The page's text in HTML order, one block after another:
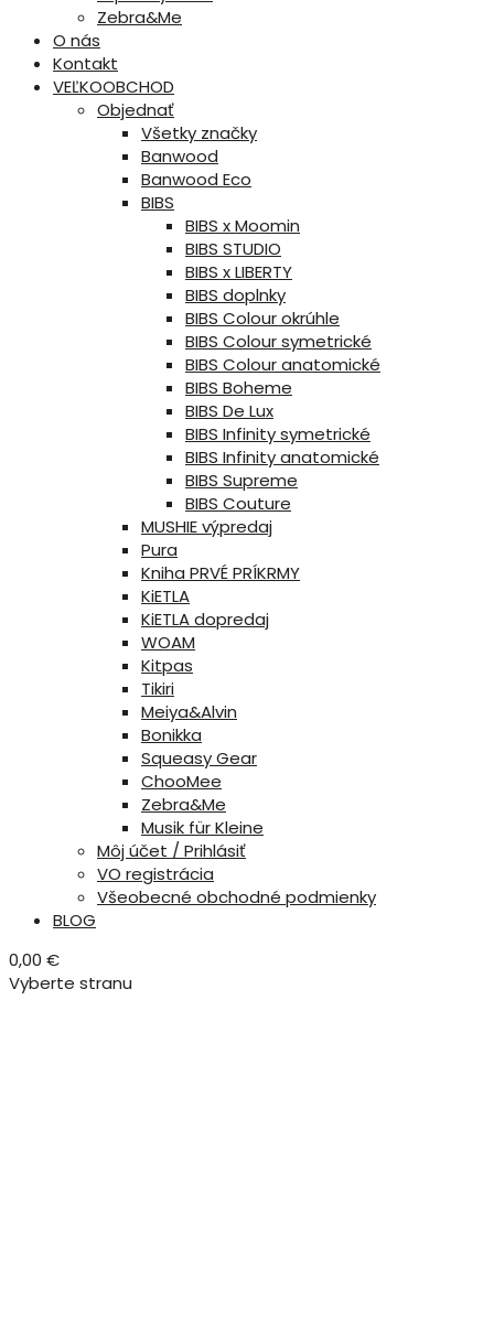
Zebra&Me
O nás
Kontakt
VEĽKOOBCHOD
Objednať
Všetky značky
Banwood
Banwood Eco
BIBS
BIBS x Moomin
BIBS STUDIO
BIBS x LIBERTY
BIBS doplnky
BIBS Colour okrúhle
BIBS Colour symetrické
BIBS Colour anatomické
BIBS Boheme
BIBS De Lux
BIBS Infinity symetrické
BIBS Infinity anatomické
BIBS Supreme
BIBS Couture
MUSHIE výpredaj
Pura
Kniha PRVÉ PRÍKRMY
KiETLA
KiETLA dopredaj
WOAM
Kitpas
Tikiri
Meiya&Alvin
Bonikka
Squeasy Gear
ChooMee
Zebra&Me
Musik für Kleine
Môj účet / Prihlásiť
VO registrácia
Všeobecné obchodné podmienky
BLOG
0,00 €
Vyberte stranu